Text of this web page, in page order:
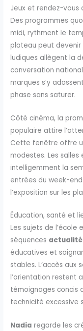
Jeux et rendez-vous
Des programmes
midi, rythment le
plateau peut devenir
ludiques allègent la
conversation
marques s’y
phase sans saturer.
Côté cinéma, la
populaire attire
Cette fenêtre offre
modestes. Les
intelligemment la
entrées du week-
l’exposition sur les
Éducation, santé et
Les sujets de
séquences
éducatives et
stables. L’accès aux
l’orientation restent
témoignages concis
technicité excessive
Nadia regarde les